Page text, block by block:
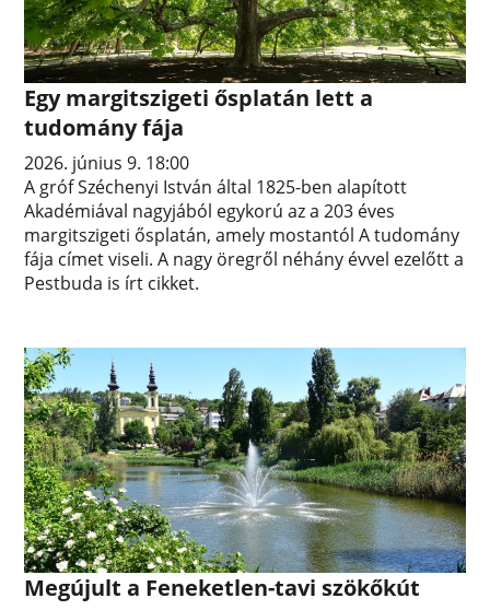
Egy margitszigeti ősplatán lett a
tudomány fája
2026. június 9. 18:00
A gróf Széchenyi István által 1825-ben alapított
Akadémiával nagyjából egykorú az a 203 éves
margitszigeti ősplatán, amely mostantól A tudomány
fája címet viseli. A nagy öregről néhány évvel ezelőtt a
Pestbuda is írt cikket.
Megújult a Feneketlen-tavi szökőkút